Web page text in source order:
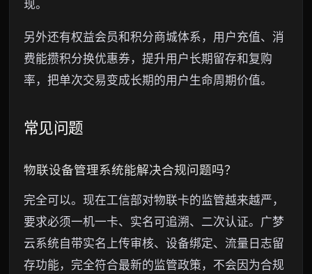
现。
另外还有权益会员和积分商城体系，用户充值、消
费能攒积分换优惠券，提升用户长期留存和复购
率，把单次交易变成长期的用户生命周期价值。
常见问题
物联设备管理系统能解决合规问题吗？
完全可以。现在工信部对物联卡的监管越来越严，
要求必须一机一卡、实名可追溯、二次认证。广梦
云系统自带实名上传审核、设备绑定、流量日志留
存功能，完全符合最新的监管政策，不会因为合规